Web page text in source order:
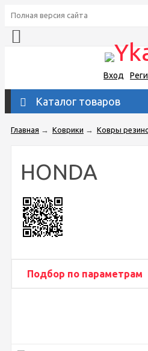
Полная версия сайта
Вход
Каталог товаров
Главная → Коврики → Ковры
HONDA
Подбор по параметрам